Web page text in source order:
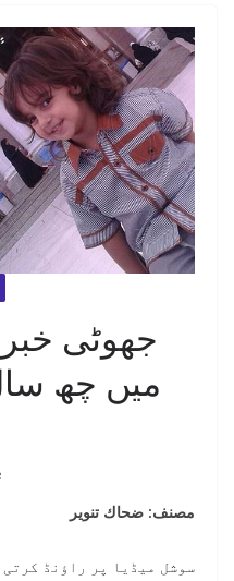
جھوٹی
میں چھ
مصنف: ضحاك تنوير
سوشل میڈیا پر راؤنڈ